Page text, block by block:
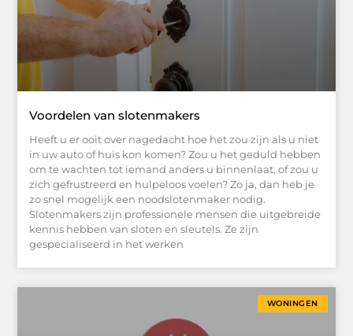
Voordelen van slotenmakers
Heeft u er ooit over nagedacht hoe het zou zijn als u niet
in uw auto of huis kon komen? Zou u het geduld hebben
om te wachten tot iemand anders u binnenlaat, of zou u
zich gefrustreerd en hulpeloos voelen? Zo ja, dan heb je
zo snel mogelijk een noodslotenmaker nodig.
Slotenmakers zijn professionele mensen die uitgebreide
kennis hebben van sloten en sleutels. Ze zijn
gespecialiseerd in het werken
WONINGEN